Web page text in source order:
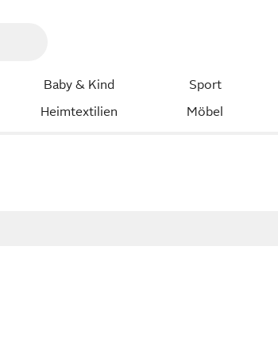
Baby & Kind Sport
Heimtextilien Möbel